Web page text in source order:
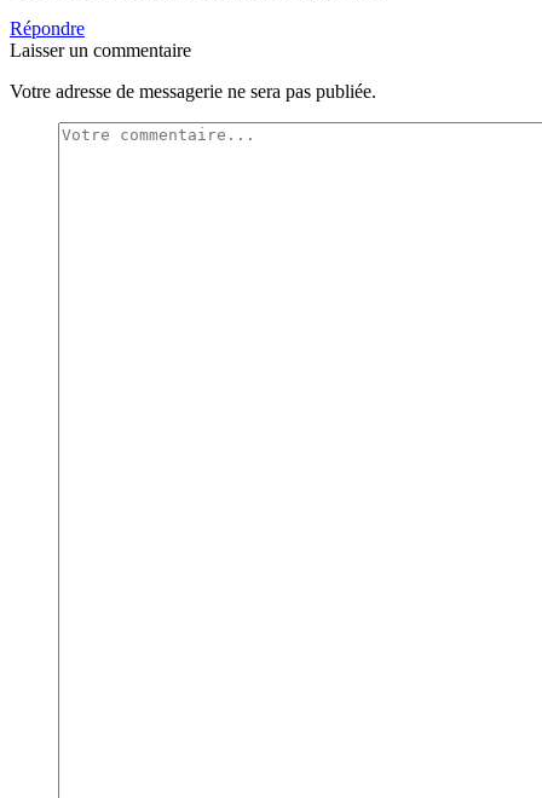
Répondre
Laisser un commentaire
Votre adresse de messagerie ne sera pas publiée.